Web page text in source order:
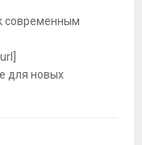
современным
для новых